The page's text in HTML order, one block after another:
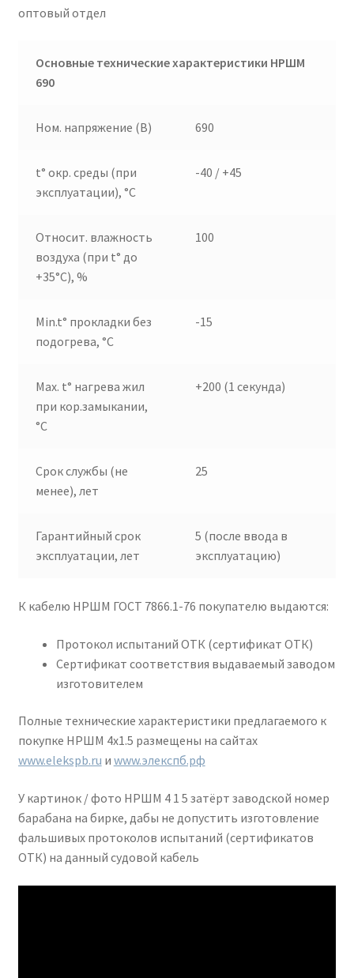
оптовый отдел
Основные технические характеристики НРШМ
690
Ном. напряжение (В) 690
t° окр. среды (при
эксплуатации), °C
-40 / +45
Относит. влажность
воздуха (при t° до
+35°C), %
100
Min.t° прокладки без
подогрева, °C
-15
Max. t° нагрева жил
при кор.замыкании,
°C
+200 (1 секунда)
Срок службы (не
менее), лет
25
Гарантийный срок
эксплуатации, лет
5 (после ввода в
эксплуатацию)
К кабелю НРШМ ГОСТ 7866.1-76 покупателю выдаются:
Протокол испытаний ОТК (сертификат ОТК)
Сертификат соответствия выдаваемый заводом
изготовителем
Полные технические характеристики предлагаемого к
покупке НРШМ 4х1.5 размещены на сайтах
www.elekspb.ru и www.элекспб.рф
У картинок / фото НРШМ 4 1 5 затёрт заводской номер
барабана на бирке, дабы не допустить изготовление
фальшивых протоколов испытаний (сертификатов
ОТК) на данный судовой кабель